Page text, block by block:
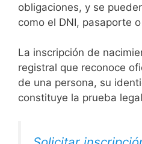
obligaciones, y se
como el DNI, pasaporte
La inscripción de
registral que reconoce
de una persona, su
constituye la prueba